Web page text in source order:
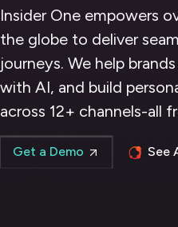
Insider One empowers
the globe to deliver
journeys. We help
with AI, and build
across 12+ channels-all
Get a Demo See